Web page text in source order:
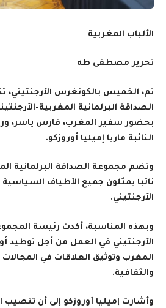
الألباب المغربية
تحرير مصطفى طه
تم، الخميس بالكونغرس
الصداقة البرلمانية المغربية-
بحضور سفير المغرب، فارس ياسر،
النائبة ماريا إميليا أوروزكو.
نائبا يمثلون جميع الأطياف
الأرجنتيني.
وبهذه المناسبة، أكدت رئيسة
الأرجنتيني في العمل من أجل توطيد
المغرب وتوثيق العلاقات في المجالات
والثقافية.
وأشارت إميليا أوروزكو إلى أن تنصيب